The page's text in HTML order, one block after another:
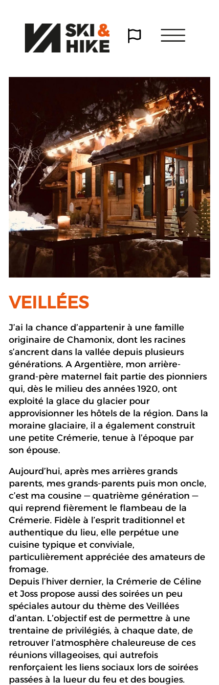
VEILLÉES
J’ai la chance d’appartenir à une famille
originaire de Chamonix, dont les racines
s’ancrent dans la vallée depuis plusieurs
générations. A Argentière, mon arrière-
grand-père maternel fait partie des pionniers
qui, dès le milieu des années 1920, ont
exploité la glace du glacier pour
approvisionner les hôtels de la région. Dans la
moraine glaciaire, il a également construit
une petite Crémerie, tenue à l’époque par
son épouse.
Aujourd’hui, après mes arrières grands
parents, mes grands-parents puis mon oncle,
c’est ma cousine — quatrième génération —
qui reprend fièrement le flambeau de la
Crémerie. Fidèle à l’esprit traditionnel et
authentique du lieu, elle perpétue une
cuisine typique et conviviale,
particulièrement appréciée des amateurs de
fromage.
Depuis l’hiver dernier, la Crémerie de Céline
et Joss propose aussi des soirées un peu
spéciales autour du thème des Veillées
d’antan. L’objectif est de permettre à une
trentaine de privilégiés, à chaque date, de
retrouver l’atmosphère chaleureuse de ces
réunions villageoises, qui autrefois
renforçaient les liens sociaux lors de soirées
passées à la lueur du feu et des bougies.